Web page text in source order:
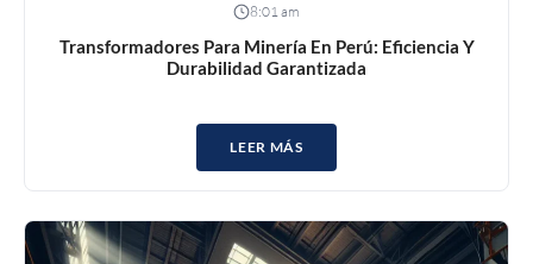
8:01 am
Transformadores Para Minería En Perú: Eficiencia Y
Durabilidad Garantizada
LEER MÁS